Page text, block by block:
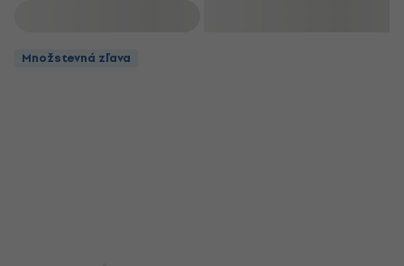
Množstevná zľava